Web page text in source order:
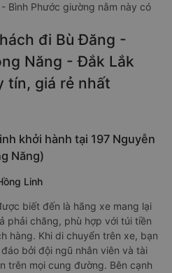
Bình Phước giường nằm này có
đi Bù Đăng -
Năng - Đắk Lắk
tín, giá rẻ nhất
khởi hành tại 197 Nguyễn
Năng)
Linh
biết đến là hãng xe mang lại
phải chăng, phù hợp với túi tiền
hàng. Khi di chuyển trên xe, bạn
bởi đội ngũ nhân viên và tài
trên mọi cung đường. Bên cạnh